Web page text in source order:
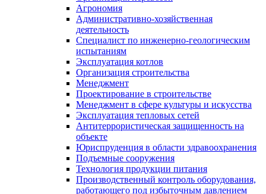
Агрономия
Административно-хозяйственная
деятельность
Специалист по инженерно-геологическим
испытаниям
Эксплуатация котлов
Организация строительства
Менеджмент
Проектирование в строительстве
Менеджмент в сфере культуры и искусства
Эксплуатация тепловых сетей
Антитеррористическая защищенность на
объекте
Юриспруденция в области здравоохранения
Подъемные сооружения
Технология продукции питания
Производственный контроль оборудования,
работающего под избыточным давлением